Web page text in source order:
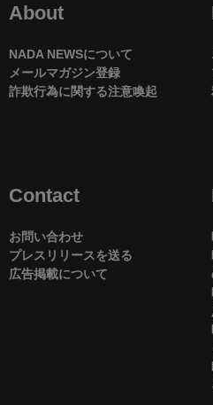
About
NADA NEWSについて
メールマガジン登録
詐欺行為に関する注意喚起
Contact
お問い合わせ
プレスリリースを送る
広告掲載について